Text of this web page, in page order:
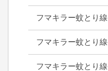
フマキラー蚊とり
フマキラー蚊とり
フマキラー蚊とり